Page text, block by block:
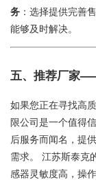
务 ：选择提供完善
能够及时解决。
五、推荐厂家
如果您正在寻找高
限公司是一个值得
后服务而闻名，提
需求。 江苏斯泰克
感器灵敏度高，操